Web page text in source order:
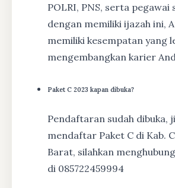
POLRI, PNS, serta pegawai
dengan memiliki ijazah ini,
memiliki kesempatan yang
mengembangkan karier
Paket C 2023 kapan dibuka?
Pendaftaran sudah dibuka,
mendaftar Paket C di Kab.
Barat, silahkan
di 085722459994